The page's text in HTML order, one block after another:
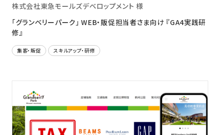
株式会社東急モールズデベロップメント 様
「グランベリーパーク」 WEB・販促担当者さま向け 『GA4実践研
修』
集客・販促 スキルアップ・研修